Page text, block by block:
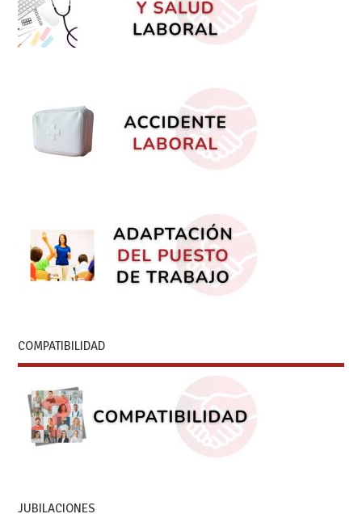
COMPATIBILIDAD
JUBILACIONES